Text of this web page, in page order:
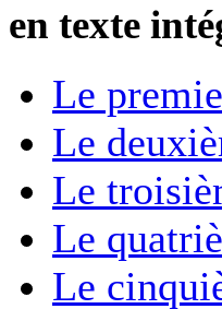
en texte
Le
Le
Le
Le
Le